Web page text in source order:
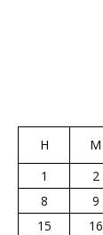
H M
1
2
8
9
15
16